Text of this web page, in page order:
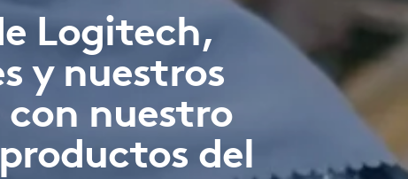
Logitech,
y nuestros
nuestro
del